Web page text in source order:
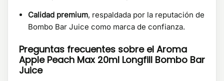
Calidad premium, respaldada por la reputación de
Bombo Bar Juice como marca de confianza.
Preguntas frecuentes sobre el Aroma
Apple Peach Max 20ml Longfill Bombo Bar
Juice